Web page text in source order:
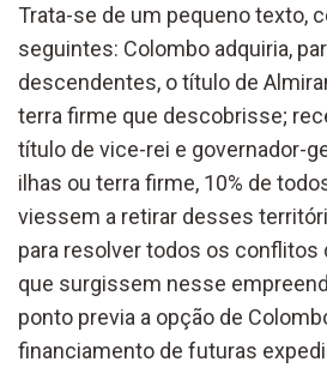
Trata-se de um pequeno texto,
seguintes: Colombo adquiria,
descendentes, o título de
terra firme que descobrisse;
título de vice-rei e governador-
ilhas ou terra firme, 10% de
viessem a retirar desses
para resolver todos os conflitos
que surgissem nesse
ponto previa a opção de
financiamento de futuras